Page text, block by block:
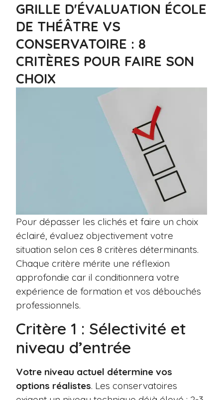
GRILLE D'ÉVALUATION ÉCOLE
DE THÉÂTRE VS
CONSERVATOIRE : 8
CRITÈRES POUR FAIRE SON
CHOIX
Pour dépasser les clichés et faire un choix
éclairé, évaluez objectivement votre
situation selon ces 8 critères déterminants.
Chaque critère mérite une réflexion
approfondie car il conditionnera votre
expérience de formation et vos débouchés
professionnels.
Critère 1 : Sélectivité et
niveau d’entrée
Votre niveau actuel détermine vos
options réalistes. Les conservatoires